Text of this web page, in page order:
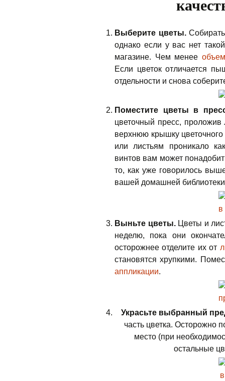
Выберите цветы.
однако если у вас нет
магазине. Чем менее
Если цветок отличается
отдельности и снова
Поместите цветы в
цветочный пресс,
верхнюю крышку цветочного
или листьям проникало
винтов вам может
то, как уже говорилось
вашей домашней
Выньте цветы.Цветы и
неделю, пока они
осторожнее отделите их от
становятся хрупкими.
аппликации.
Украсьте выбранный
часть цветка. Осторожно
место (при
остальные